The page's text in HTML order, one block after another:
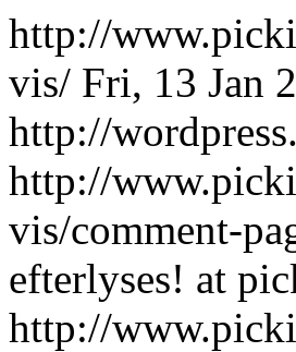
http://
vis/ Fri, 13 Jan
http://
http://
vis/comment-
efterlyses! at
http://